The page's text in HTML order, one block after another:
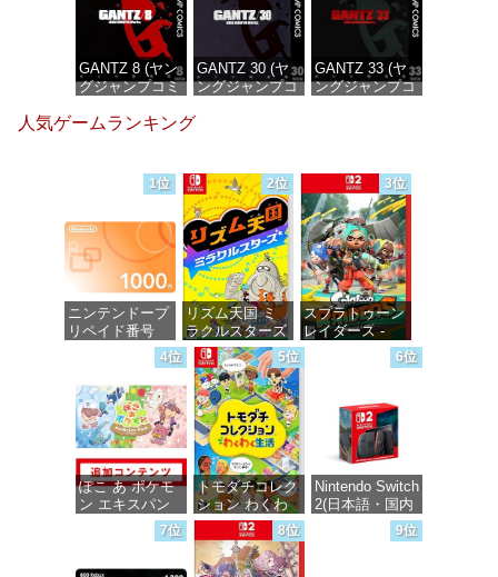
GANTZ 8 (ヤン
グジャンプコミ
GANTZ 30 (ヤ
ングジャンプコ
GANTZ 33 (ヤ
ングジャンプコ
人気ゲームランキング
1位
ニンテンドープ
リペイド番号
1000円|オンラ
価格：¥1,000
2位
リズム天国 ミ
ラクルスターズ
-Switch
価格：¥5,645
3位
スプラトゥーン
レイダース -
Switch2
4位
ぽこ あ ポケモ
ン エキスパン
ションパス|オン
ラインコード版
5位
トモダチコレク
ション わくわ
く生活 -Switch
価格：¥6,145
6位
Nintendo Switch
2(日本語・国内
7位 8位 9位